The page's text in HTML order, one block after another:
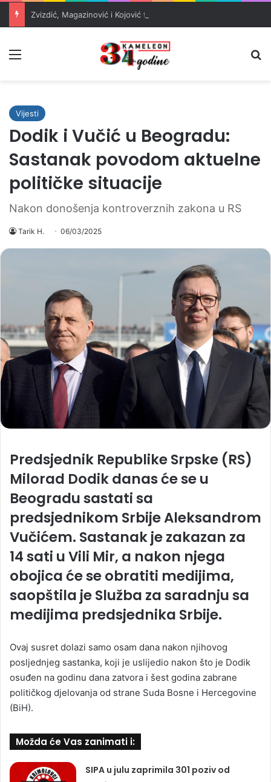
Vijesti
Dodik i Vučić u Beogradu:
Sastanak povodom aktuelne
političke situacije
Nakon donošenja kontroverznih zakona u RS
Tarik H. 06/03/2025
Predsjednik Republike Srpske (RS)
Milorad Dodik danas će se u
Beogradu sastati sa
predsjednikom Srbije Aleksandrom
Vučićem. Sastanak je zakazan za
14 sati u Vili Mir, a nakon njega
obojica će se obratiti medijima,
saopštila je Služba za saradnju sa
medijima predsjednika Srbije.
Ovaj susret dolazi samo osam dana nakon njihovog
posljednjeg sastanka, koji je uslijedio nakon što je Dodik
osuđen na godinu dana zatvora i šest godina zabrane
političkog djelovanja od strane Suda Bosne i Hercegovine
(BiH).
Možda će Vas zanimati i:
SIPA u julu zaprimila 301 poziv od